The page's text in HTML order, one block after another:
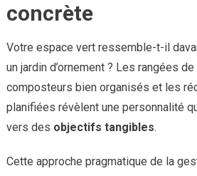
concrète
Votre espace vert ressemble-t-il
un jardin d’ornement ? Les rangées
composteurs bien organisés et les
planifiées révèlent une personnalité
vers des objectifs tangibles.
Cette approche pragmatique de la